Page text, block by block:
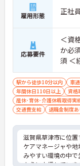
雇用形態 正社
応募要件
＜資
か必
須 ＜
駅から徒歩10分以内 車
年間休日110日以上
資格
産休･育休･介護休暇取得実
交通費支給
退職金制度あ
滋賀県草津市に位置
ケアマネージャや
みやすい環境の中
ように支援していき